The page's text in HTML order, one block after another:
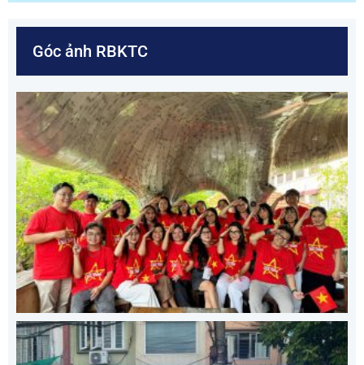
Góc ảnh RBKTC